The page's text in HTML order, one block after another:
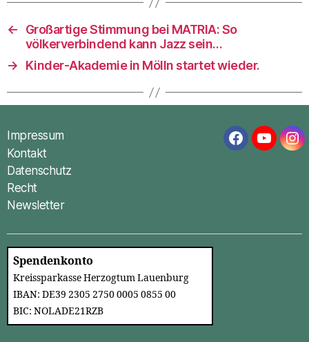
←
Großartige Stimmung bei MATRIA: So
völkerverbindend kann Jazz sein…
→
Kinder-Akademie in Mölln startet wieder.
Impressum
Kontakt
Datenschutz
Recht
Newsletter
Facebook
Spendenkonto
Kreissparkasse Herzogtum Lauenburg
IBAN: DE39 2305 2750 0005 0855 00
BIC: NOLADE21RZB